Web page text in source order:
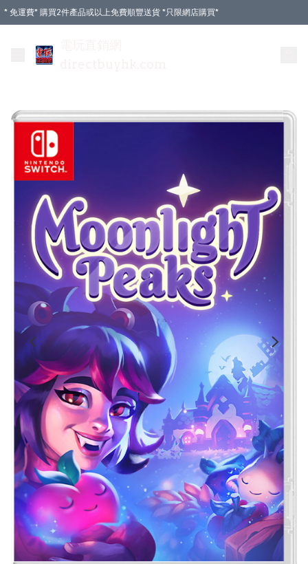
* 免運費* 購買2件產品或以上免費順豐送貨 *只限網店購買*